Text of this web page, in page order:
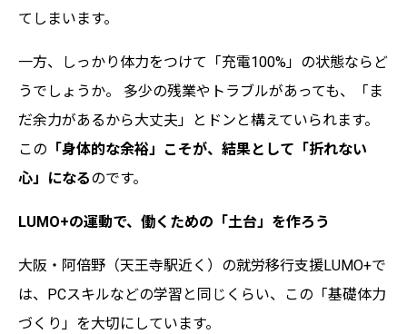
てしまいます。
一方、しっかり体力をつけて「充電100%」の状態ならど
うでしょうか。 多少の残業やトラブルがあっても、「ま
だ余力があるから大丈夫」とドンと構えていられます。
この 「身体的な余裕」こそが、結果として「折れない
心」になるのです。
LUMO+の運動で、働くための「土台」を作ろう
大阪・阿倍野（天王寺駅近く）の就労移行支援LUMO+で
は、PCスキルなどの学習と同じくらい、この「基礎体力
づくり」を大切にしています。